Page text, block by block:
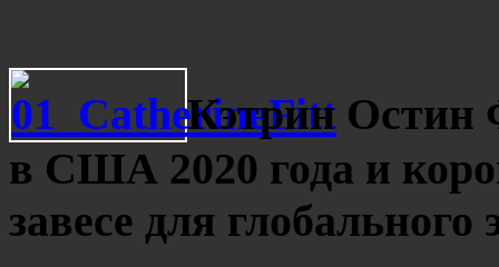
Кэтрин Остин
в США 2020 года и
завесе для